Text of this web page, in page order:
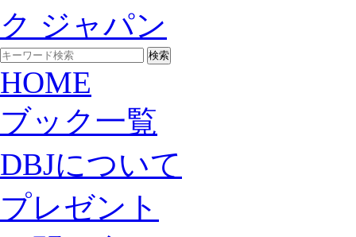
ク ジャパン
HOME
ブック一覧
DBJについて
プレゼント